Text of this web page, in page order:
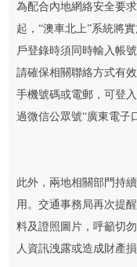
為配合內地網絡安全要
起，“澳車北上”系統將
戶登錄時須同時輸入帳
請確保相關聯絡方式有
手機號碼或電郵，可登
過微信公眾號“廣東電子
此外，兩地相關部門持
用。交通事務局再次提
料及證照圖片，呼籲切
人資訊洩露或造成財產損